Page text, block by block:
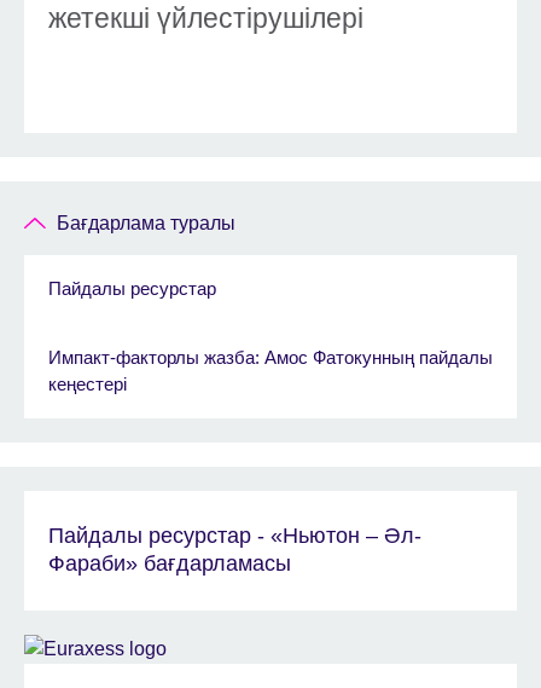
жетекші үйлестірушілері
Бағдарлама туралы
Пайдалы ресурстар
Импакт-факторлы жазба: Амос Фатокунның пайдалы
кеңестері
Пайдалы ресурстар - «Ньютон – Әл-
Фараби» бағдарламасы